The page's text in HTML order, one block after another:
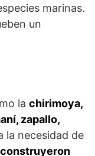
marinas.
un
la chirimoya,
zapallo,
la necesidad de
construyeron